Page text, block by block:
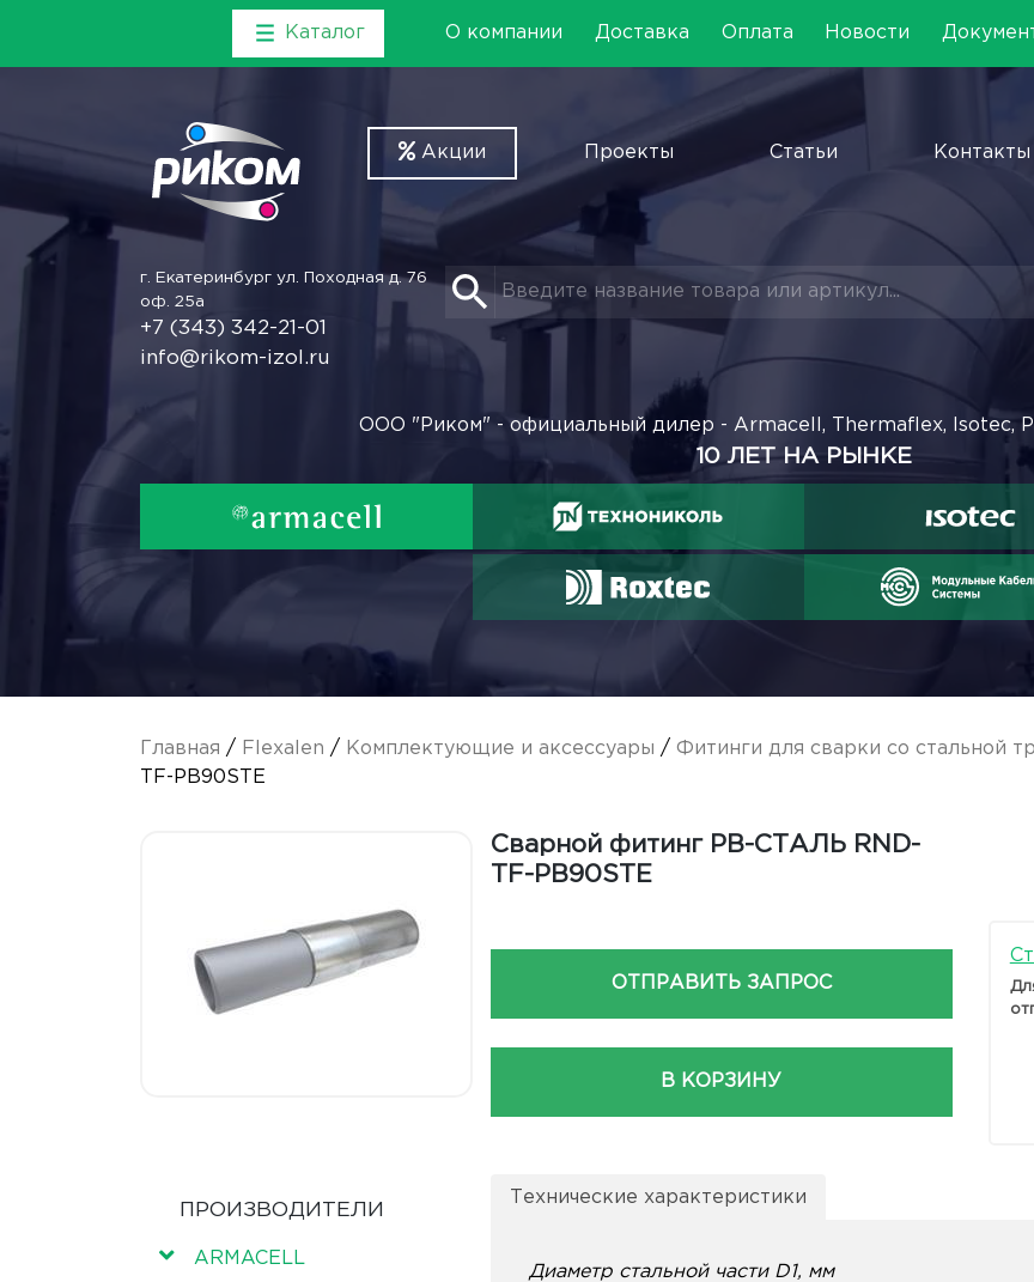
Каталог О компании Доставка Оплата Новости
Акции Проекты Статьи Контакты
г. Екатеринбург ул. Походная д. 76
оф. 25а
+7 (343) 342-21-01
info@rikom-izol.ru
ООО "Риком" - официальный дилер - Armacell, Thermaflex, Isotec,
10 ЛЕТ НА РЫНКЕ
Главная / Flexalen / Комплектующие и аксессуары / Фитинги для сварки со стальной
TF-PB90STE
Сварной фитинг PB-СТАЛЬ RND-
TF-PB90STE
ОТПРАВИТЬ ЗАПРОС
В КОРЗИНУ
ПРОИЗВОДИТЕЛИ
ARMACELL
Технические характеристики
Диаметр стальной части D1, мм